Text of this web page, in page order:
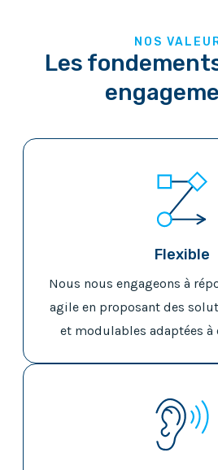
NOS
Les
Flexible
Nous nous engageons à
agile en proposant des
et modulables adaptées à